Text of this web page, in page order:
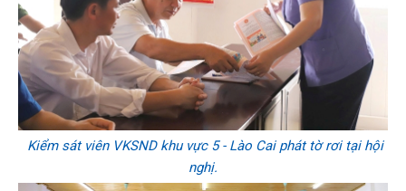
Kiểm sát viên VKSND khu vực 5 - Lào Cai phát tờ rơi tại hội
nghị.